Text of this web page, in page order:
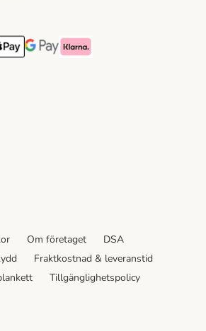
MethodMethod
Pay Payment Method
Google Pay Payment Method
Klarna Payment Method
Method
Om företaget
DSA
Fraktkostnad & leveranstid
Tillgänglighetspolicy